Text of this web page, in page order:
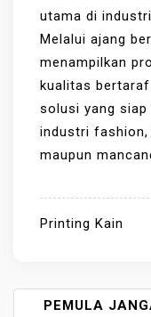
utama di
Melalui ajang
menampilkan
kualitas
solusi yang siap
industri
maupun
Printing Kain
PEMULA